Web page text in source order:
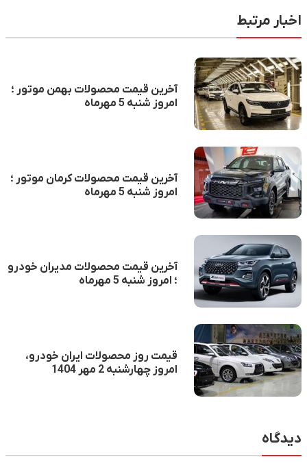
آخرین قیمت محصولات بهمن موتور ؛
امروز شنبه 5 مهرماه
آخرین قیمت محصولات کرمان موتور ؛
امروز شنبه 5 مهرماه
آخرین قیمت محصولات مدیران خودرو
؛ امروز شنبه 5 مهرماه
قیمت روز محصولات ایران خودرو،
امروز چهارشنبه 2 مهر 1404